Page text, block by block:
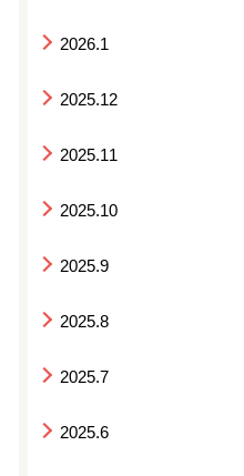
2026.1
2025.12
2025.11
2025.10
2025.9
2025.8
2025.7
2025.6